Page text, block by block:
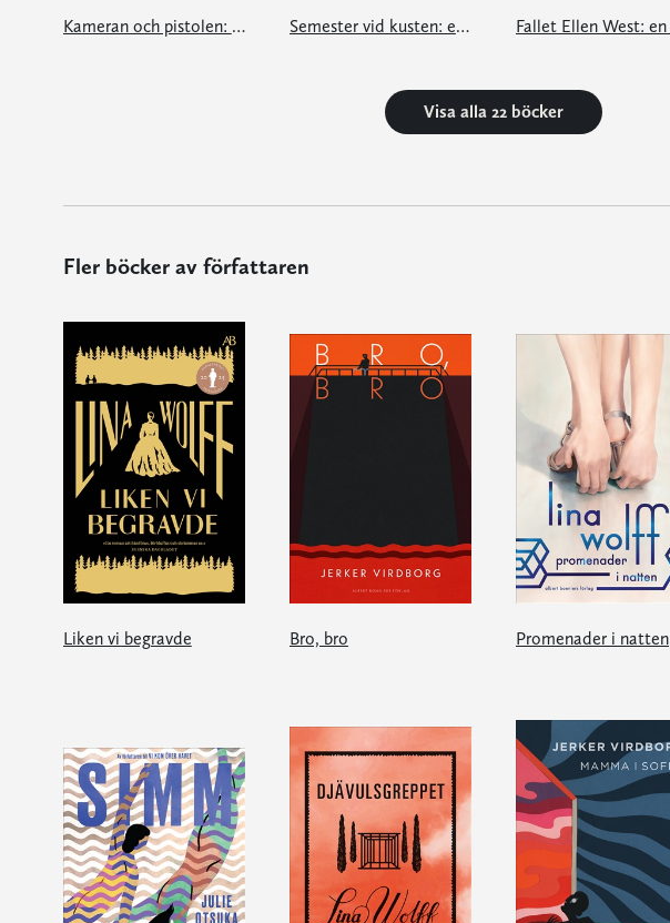
Kameran och pistolen: en e-singel ur Granta #3 Semester vid kusten: en e-singel ur Granta #1
Visa alla 22 böcker
Fler böcker av författaren
Liken vi begravde Bro, bro Promenader i natten